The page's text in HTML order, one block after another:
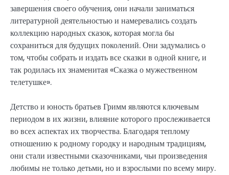
завершения своего обучения, они начали заниматься
литературной деятельностью и намеревались создать
коллекцию народных сказок, которая могла бы
сохраниться для будущих поколений. Они задумались о
том, чтобы собрать и издать все сказки в одной книге, и
так родилась их знаменитая «Сказка о мужественном
телетушке».
Детство и юность братьев Гримм являются ключевым
периодом в их жизни, влияние которого прослеживается
во всех аспектах их творчества. Благодаря теплому
отношению к родному городку и народным традициям,
они стали известными сказочниками, чьи произведения
любимы не только детьми, но и взрослыми по всему миру.